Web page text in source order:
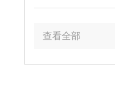
查看全部